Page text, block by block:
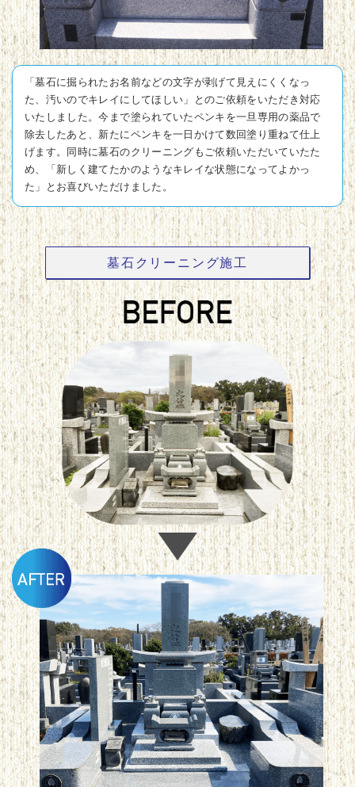
「墓石に掘られたお名前などの文字が剥げて見えにくくなっ
た、汚いのでキレイにしてほしい」とのご依頼をいただき対応
いたしました。今まで塗られていたペンキを一旦専用の薬品で
除去したあと、新たにペンキを一日かけて数回塗り重ねて仕上
げます。同時に墓石のクリーニングもご依頼いただいていたた
め、「新しく建てたかのようなキレイな状態になってよかっ
た」とお喜びいただけました。
墓石クリーニング施工